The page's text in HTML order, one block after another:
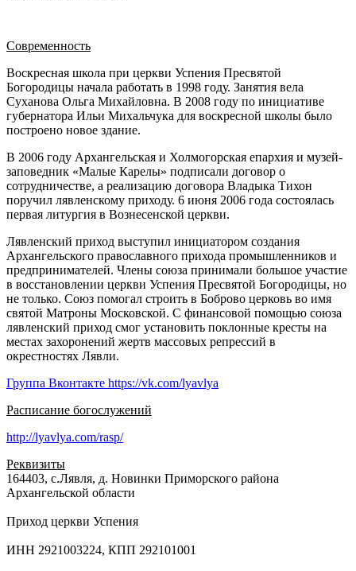
Современность
Воскресная школа при церкви Успения Пресвятой
Богородицы начала работать в 1998 году. Занятия вела
Суханова Ольга Михайловна. В 2008 году по инициативе
губернатора Ильи Михальчука для воскресной школы было
построено новое здание.
В 2006 году Архангельская и Холмогорская епархия и музей-
заповедник «Малые Карелы» подписали договор о
сотрудничестве, а реализацию договора Владыка Тихон
поручил лявленскому приходу. 6 июня 2006 года состоялась
первая литургия в Вознесенской церкви.
Лявленский приход выступил инициатором создания
Архангельского православного прихода промышленников и
предпринимателей. Члены союза принимали большое участие
в восстановлении церкви Успения Пресвятой Богородицы, но
не только. Союз помогал строить в Боброво церковь во имя
святой Матроны Московской. С финансовой помощью союза
лявленский приход смог установить поклонные кресты на
местах захоронений жертв массовых репрессий в
окрестностях Лявли.
Группа Вконтакте https://vk.com/lyavlya
Расписание богослужений
http://lyavlya.com/rasp/
Реквизиты
164403, с.Лявля, д. Новинки Приморского района
Архангельской области
Приход церкви Успения
ИНН 2921003224, КПП 292101001